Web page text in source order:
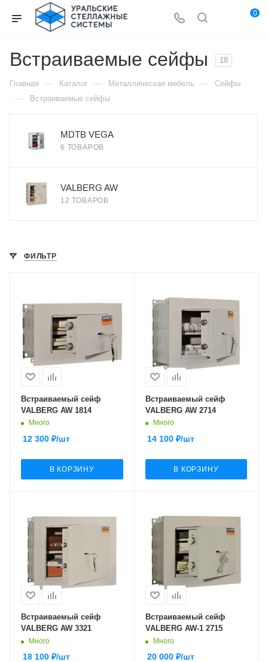
0
Встраиваемые сейфы 18
Главная — Каталог — Металлическая мебель — Сейфы
— Встраиваемые сейфы
MDTB VEGA
6 ТОВАРОВ
VALBERG AW
12 ТОВАРОВ
ФИЛЬТР
Встраиваемый сейф
VALBERG AW 1814
Много
12 300 ₽/шт
В КОРЗИНУ
Встраиваемый сейф
VALBERG AW 2714
Много
14 100₽/шт
В КОРЗИНУ
Встраиваемый сейф
VALBERG AW 3321
Много
18 100 ₽/шт
Встраиваемый сейф
VALBERG AW-1 2715
Много
20 000₽/шт